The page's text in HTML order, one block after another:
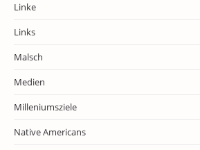
Linke
Links
Malsch
Medien
Milleniumsziele
Native Americans